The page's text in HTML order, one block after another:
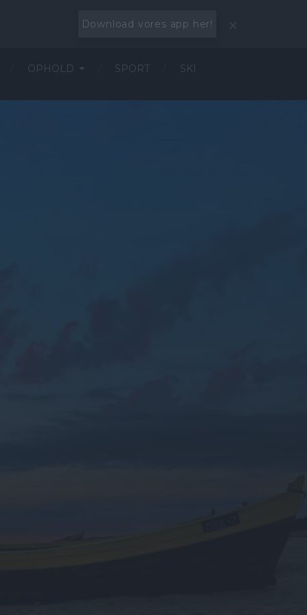
Download vores app her!
OPHOLD SPORT SKI